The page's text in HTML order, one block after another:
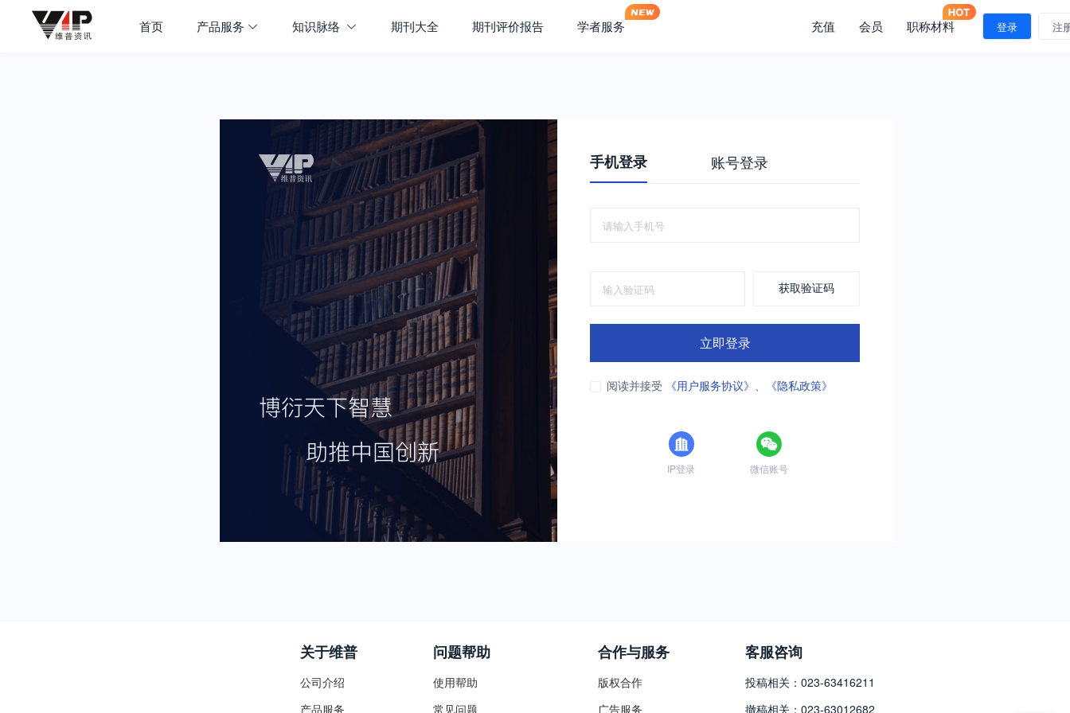
首页 产品服务 知识脉络 期刊大全 期刊评价报告 学者服务 充值 会员 职称材料 登录 注
手机登录 账号登录
获取验证码
立即登录
阅读并接受 《用户服务协议》 、 《隐私政策》
IP登录 微信账号
关于维普
公司介绍
产品服务
问题帮助
使用帮助
常见问题
合作与服务
版权合作
广告服务
客服咨询
投稿相关：023-63416211
撤稿相关：023-63012682